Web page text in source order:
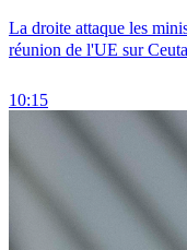
La droite attaque les
réunion de l'UE sur Ceuta
10:15